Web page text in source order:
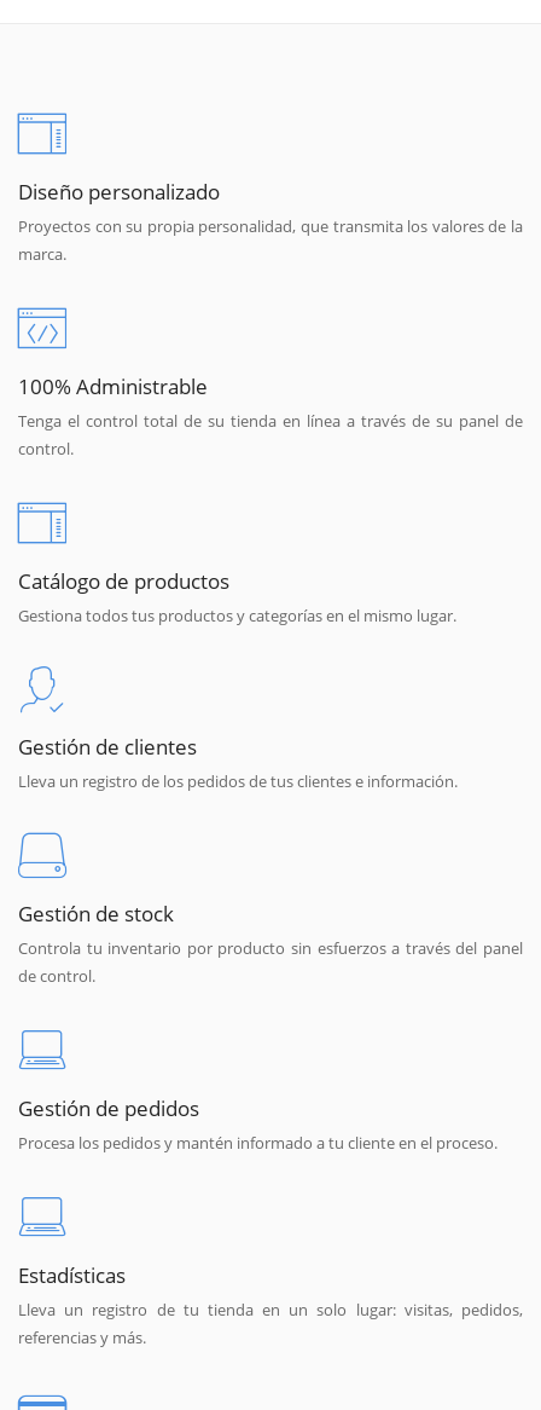
Diseño personalizado
Proyectos con su propia personalidad, que transmita los valores de la
marca.
100% Administrable
Tenga el control total de su tienda en línea a través de su panel de
control.
Catálogo de productos
Gestiona todos tus productos y categorías en el mismo lugar.
Gestión de clientes
Lleva un registro de los pedidos de tus clientes e información.
Gestión de stock
Controla tu inventario por producto sin esfuerzos a través del panel
de control.
Gestión de pedidos
Procesa los pedidos y mantén informado a tu cliente en el proceso.
Estadísticas
Lleva un registro de tu tienda en un solo lugar: visitas, pedidos,
referencias y más.